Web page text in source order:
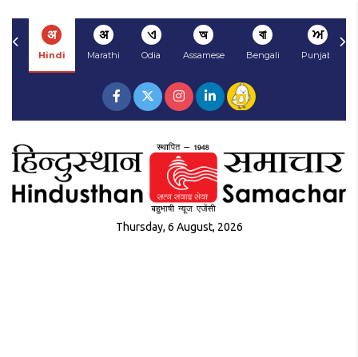
अ
Hindi
अ
Marathi
ଏ
Odia
অ
Assamese
বা
Bengali
ਅ
Punjabi
Thursday, 6 August, 2026